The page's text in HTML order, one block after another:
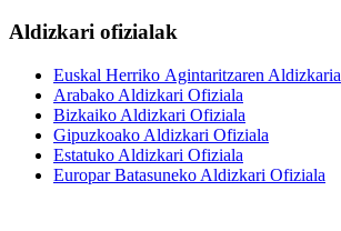
Aldizkari ofizialak
Euskal Herriko Agintaritzaren Aldizkaria
Arabako Aldizkari Ofiziala
Bizkaiko Aldizkari Ofiziala
Gipuzkoako Aldizkari Ofiziala
Estatuko Aldizkari Ofiziala
Europar Batasuneko Aldizkari Ofiziala